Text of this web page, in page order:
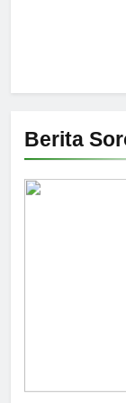
Berita